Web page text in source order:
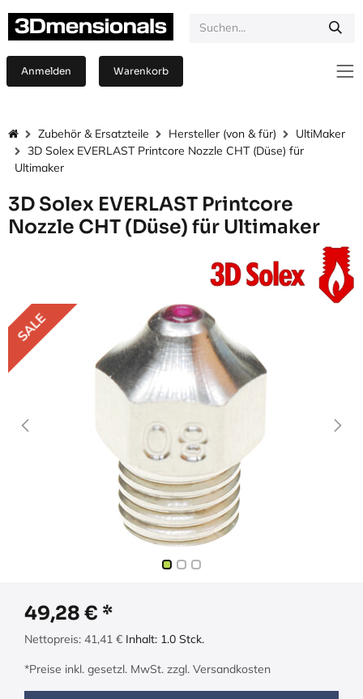
Anmelden Warenkorb
Zubehör & Ersatzteile Hersteller (von & für)
UltiMaker
3D Solex EVERLAST Printcore Nozzle CHT (Düse) für
Ultimaker
3D Solex EVERLAST Printcore
Nozzle CHT (Düse) für Ultimaker
SALE
49,28 €
Nettopreis: 41,41 € Inhalt: 1.0 Stck.
*Preise inkl. gesetzl. MwSt. zzgl. Versandkosten